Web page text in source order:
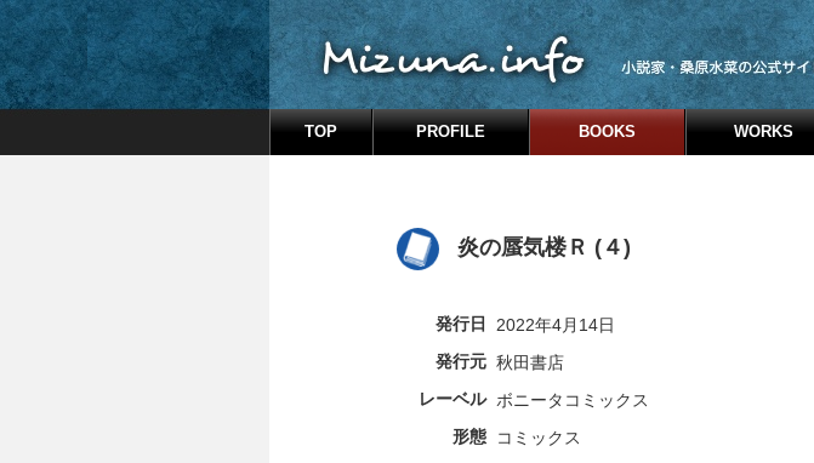
TOP PROFILE BOOKS WORKS
炎の蜃気楼Ｒ (４)
発行日
2022年4月14日
発行元 秋田書店
レーベル ボニータコミックス
形態
コミックス